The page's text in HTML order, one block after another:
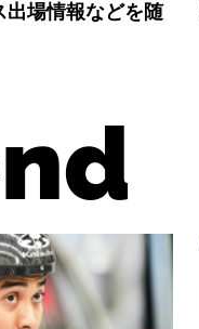
出場情報などを随